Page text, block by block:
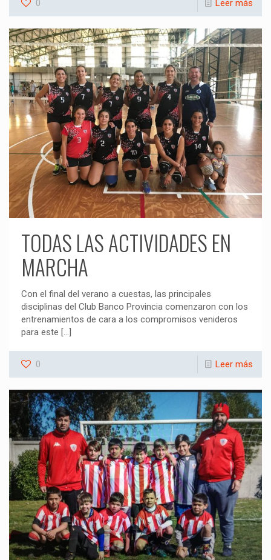
0 Leer más
TODAS LAS ACTIVIDADES EN
MARCHA
Con el final del verano a cuestas, las principales
disciplinas del Club Banco Provincia comenzaron con los
entrenamientos de cara a los compromisos venideros
para este […]
0 Leer más